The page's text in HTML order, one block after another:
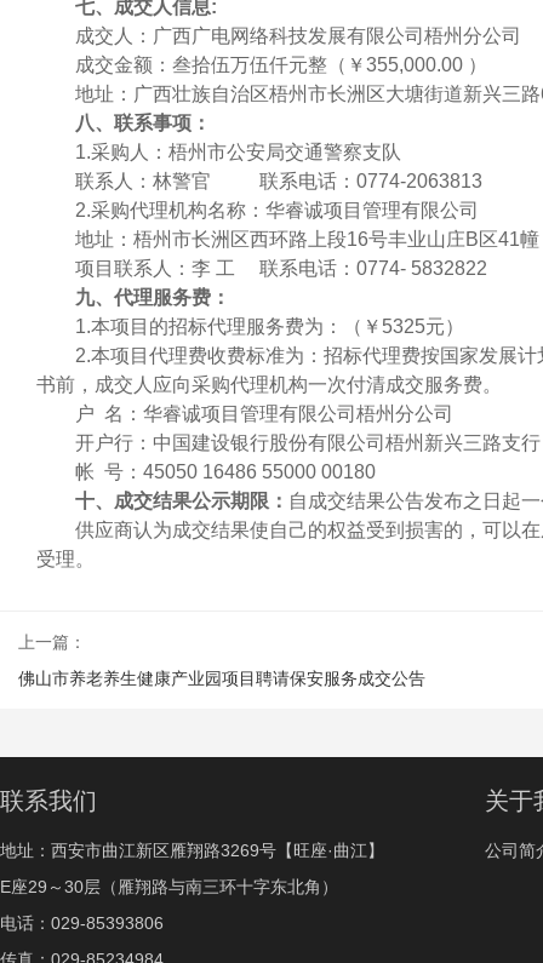
七、成交人信息:
成交人：广西广电网络科技发展有限公司梧州分公司
成交金额：叁拾伍万伍仟元整（￥355,000.00 ）
地址： 广西壮族自治区梧州市长洲区大塘街道新兴三路
八、联系事项：
1.采购人：梧州市公安局交通警察支队
联系人：林警官
联系电话：0774-2063813
2.采购代理机构名称：华睿诚项目管理有限公司
地址：梧州市长洲区西环路上段16号丰业山庄B区41幢
项目联系人： 李 工
联系电话：0774- 5832822
九、代理服务费：
1.本项目的招标代理服务费为：
（￥ 5325元）
2.本项目代理费收费标准为：招标代理费按国家发展
书前，成交人应向采购代理机构一次付清成交服务费。
户 名：华睿诚项目管理有限公司梧州分公司
开户行：中国建设银行股份有限公司梧州新兴三路支行
帐 号： 45050 16486 55000 00180
十、成交结果公示期限： 自成交结果公告发布之日起
供应商认为成交结果使自己的权益受到损害的，可以
受理。
上一篇：
佛山市养老养生健康产业园项目聘请保安服务成交公告
联系我们
地址：西安市曲江新区雁翔路3269号【旺座·曲江】
E座29～30层（雁翔路与南三环十字东北角）
电话：029-85393806
关于
公司简